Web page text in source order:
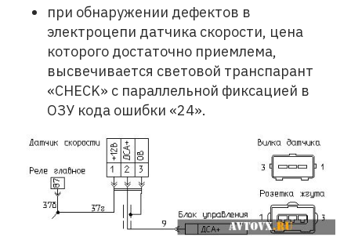
при обнаружении дефектов в
электроцепи датчика скорости, цена
которого достаточно приемлема,
высвечивается световой транспарант
«CHECK» с параллельной фиксацией в
ОЗУ кода ошибки «24».